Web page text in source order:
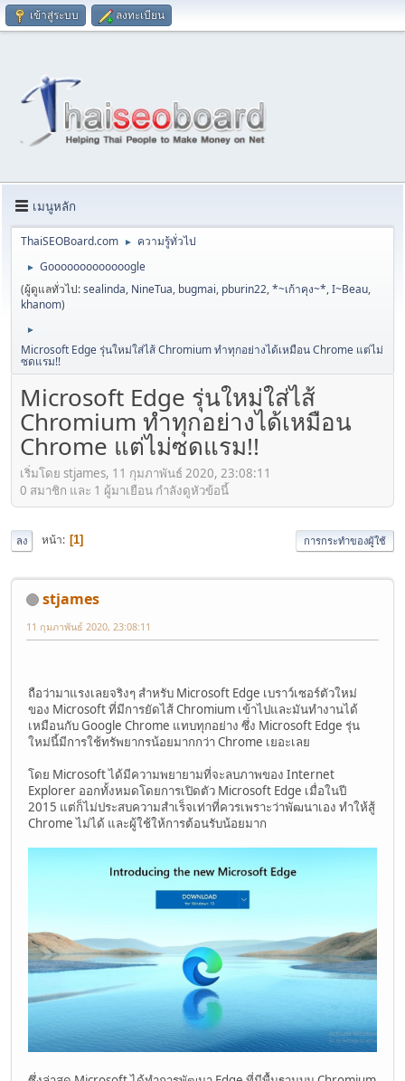
เข้าสู่ระบบ ลงทะเบียน
เมนูหลัก
ThaiSEOBoard.com ► ความรู้ทั่วไป
►
Gooooooooooooogle
(ผู้ดูแลทั่วไป:sealinda, NineTua, bugmai, pburin22,*~เก้าคุง~*,I~Beau,
khanom)
►
Microsoft Edge รุ่นใหม่ใส่ไส้ Chromium ทำทุกอย่างได้เหมือน Chrome แต่ไม่
ซดแรม!!
Microsoft Edge รุ่นใหม่ใส่ไส้
Chromium ทำทุกอย่างได้เหมือน
Chrome แต่ไม่ซดแรม!!
เริ่มโดย stjames, 11 กุมภาพันธ์ 2020, 23:08:11
0 สมาชิก และ 1 ผู้มาเยือน กำลังดูหัวข้อนี้
ลง หน้า 1 การกระทำของผู้ใช้
stjames
11 กุมภาพันธ์ 2020, 23:08:11
ถือว่ามาแรงเลยจริงๆ สำหรับ Microsoft Edge เบราว์เซอร์ตัวใหม่
ของ Microsoft ที่มีการยัดไส้ Chromium เข้าไปและมันทำงานได้
เหมือนกับ Google Chrome แทบทุกอย่าง ซึ่ง Microsoft Edge รุ่น
ใหม่นี้มีการใช้ทรัพยากรน้อยมากกว่า Chrome เยอะเลย
โดย Microsoft ได้มีความพยายามที่จะลบภาพของ Internet
Explorer ออกทั้งหมดโดยการเปิดตัว Microsoft Edge เมื่อในปี
2015 แต่ก็ไม่ประสบความสำเร็จเท่าที่ควรเพราะว่าพัฒนาเอง ทำให้สู้
Chrome ไม่ได้ และผู้ใช้ให้การต้อนรับน้อยมาก